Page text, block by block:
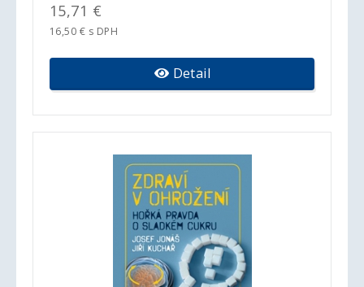
15,71 €
16,50 € s DPH
Detail